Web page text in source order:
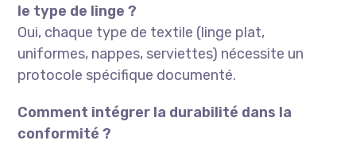
le type de linge ?
Oui, chaque type de textile (linge plat,
uniformes, nappes, serviettes) nécessite un
protocole spécifique documenté.
Comment intégrer la durabilité dans la
conformité ?